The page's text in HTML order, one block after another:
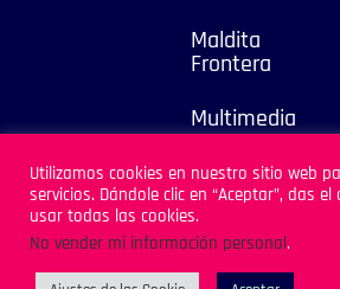
Maldita
Frontera
Multimedia
2025
Sitio Desarrollado por
Archipiélago
Utilizamos cookies en nuestro sitio web
servicios. Dándole clic en “Aceptar”, das
usar todas las cookies.
No vender mi información personal.